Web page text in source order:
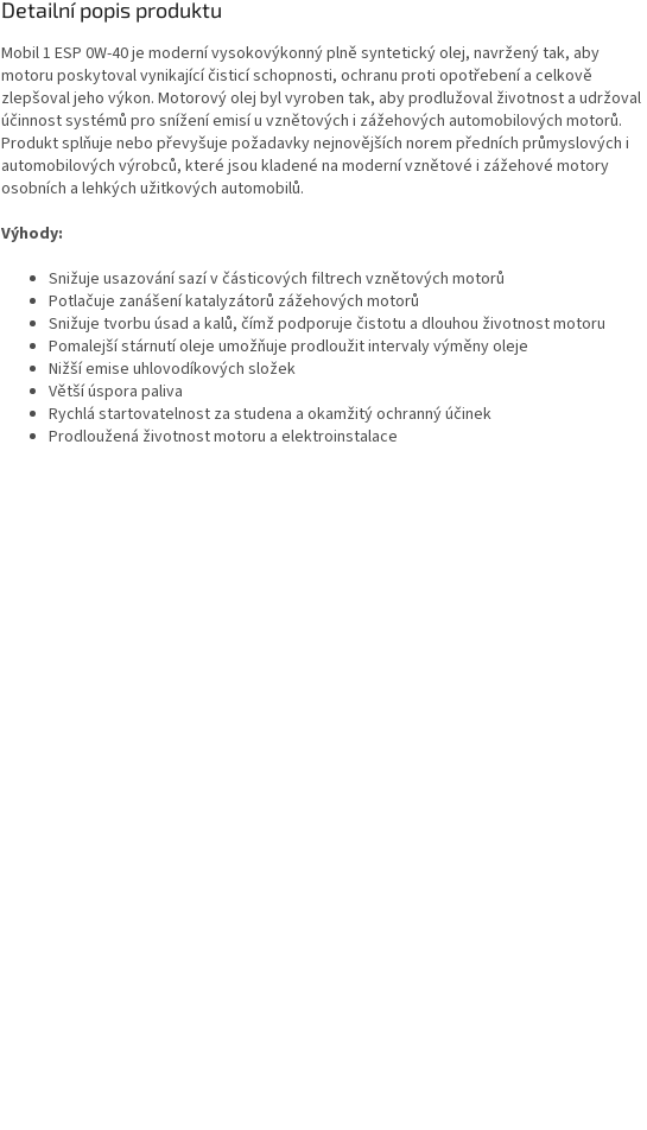
Detailní popis produktu
Mobil 1 ESP 0W-40 je moderní vysokovýkonný plně syntetický olej, navržený tak, aby
motoru poskytoval vynikající čisticí schopnosti, ochranu proti opotřebení a celkově
zlepšoval jeho výkon. Motorový olej byl vyroben tak, aby prodlužoval životnost a udržoval
účinnost systémů pro snížení emisí u vznětových i zážehových automobilových motorů.
Produkt splňuje nebo převyšuje požadavky nejnovějších norem předních průmyslových i
automobilových výrobců, které jsou kladené na moderní vznětové i zážehové motory
osobních a lehkých užitkových automobilů.
Výhody:
Snižuje usazování sazí v částicových filtrech vznětových motorů
Potlačuje zanášení katalyzátorů zážehových motorů
Snižuje tvorbu úsad a kalů, čímž podporuje čistotu a dlouhou životnost motoru
Pomalejší stárnutí oleje umožňuje prodloužit intervaly výměny oleje
Nižší emise uhlovodíkových složek
Větší úspora paliva
Rychlá startovatelnost za studena a okamžitý ochranný účinek
Prodloužená životnost motoru a elektroinstalace